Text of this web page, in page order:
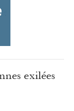
exilées